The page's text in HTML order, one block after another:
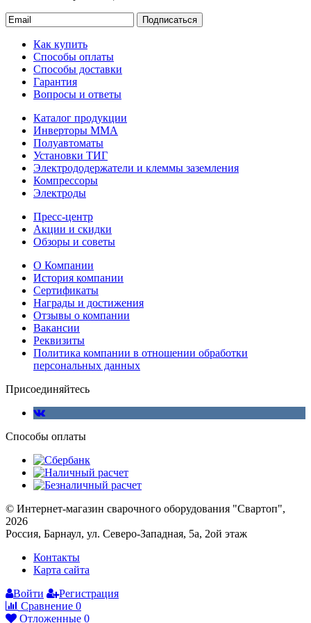
Подписаться
Как купить
Способы оплаты
Способы доставки
Гарантия
Вопросы и ответы
Каталог продукции
Инверторы ММА
Полуавтоматы
Установки ТИГ
Электрододержатели и клеммы заземления
Компрессоры
Электроды
Пресс-центр
Акции и скидки
Обзоры и советы
О Компании
История компании
Сертификаты
Награды и достижения
Отзывы о компании
Вакансии
Реквизиты
Политика компании в отношении обработки
персональных данных
Присоединяйтесь
Способы оплаты
© Интернет-магазин сварочного оборудования "Свартоп",
2026
Россия, Барнаул, ул. Северо-Западная, 5а, 2ой этаж
Контакты
Карта сайта
Войти
Регистрация
Сравнение 0
Отложенные 0